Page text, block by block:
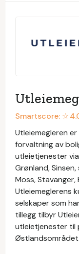
Smartscore: ☆
Utleiemegleren
forvaltning av
utleietjenester
Grønland,
Moss, Stavanger,
Utleiemeglerens
selskaper som
tillegg tilbyr
utleietjenester til
Østlandsområdet.